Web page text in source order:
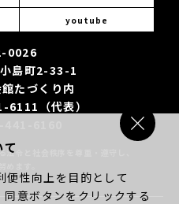
youtube
0026
島町2-33-1
たづくり内
（代表）
令と社会秩序を尊重・遵守し、
便性向上を目的として
意ボタンをクリックする